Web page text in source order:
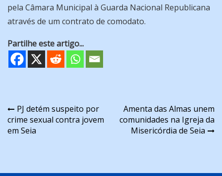
pela Câmara Municipal à Guarda Nacional Republicana
através de um contrato de comodato.
Partilhe este artigo...
Navegação
de
PJ detém suspeito por
crime sexual contra jovem
em Seia
Amenta das Almas unem
comunidades na Igreja da
Misericórdia de Seia